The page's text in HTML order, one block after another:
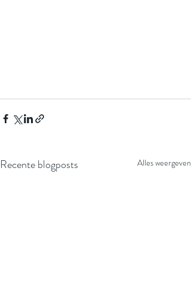
Recente blogposts Alles weergeven